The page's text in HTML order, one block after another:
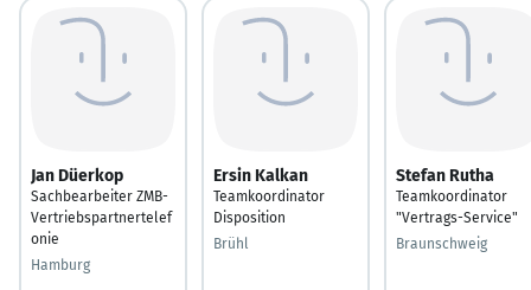
Jan Düerkop
Sachbearbeiter ZMB-
Vertriebspartnertelef
onie
Hamburg
Ersin Kalkan
Teamkoordinator
Disposition
Brühl
Stefan Rutha
Teamkoordinator
"Vertrags-Service"
Braunschweig